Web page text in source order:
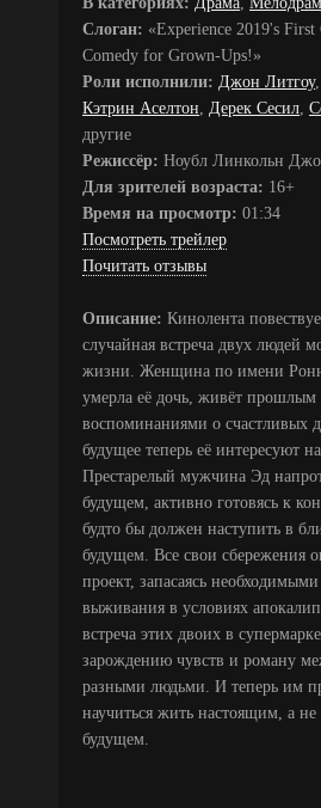
Слоган: «Experience 2019's First
Comedy for Grown-Ups!»
Роли исполнили: Джон Литгоу,
Кэтрин Аселтон
Дерек Сесил
другие
Режиссёр: Ноубл Линкольн
Для зрителей возраста: 16+
Время на просмотр: 01:34
Посмотреть трейлер
Почитать отзывы
Описание: Кинолента
случайная встреча двух людей
жизни. Женщина по имени
умерла её дочь, живёт прошлым
воспоминаниями о счастливых
будущее теперь её интересуют
Престарелый мужчина Эд
будущем, активно готовясь к
будто бы должен наступить в
будущем. Все свои сбережения
проект, запасаясь
выживания в условиях
встреча этих двоих в
зарождению чувств и роману
разными людьми. И теперь им
научиться жить настоящим, а
будущем.